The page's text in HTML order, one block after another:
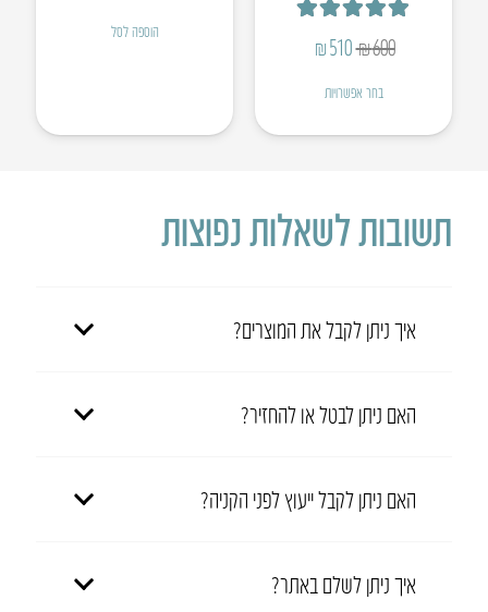
₪600
המחיר
היה:
₪600.
₪510
₪510.
בחר אפשרויות
הוספה לסל
תשובות לשאלות נפוצות
איך ניתן לקבל את המוצרים?
האם ניתן לבטל או להחזיר?
האם ניתן לקבל ייעוץ לפני הקניה?
איך ניתן לשלם באתר?